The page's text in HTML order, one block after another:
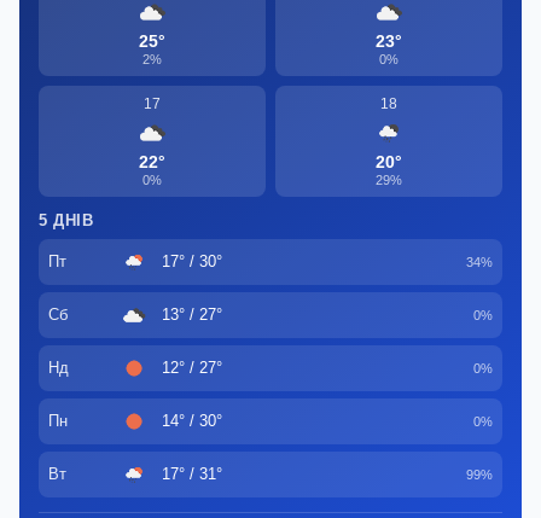
25°
2%
23°
0%
17
22°
0%
18
20°
29%
5 ДНІВ
Пт 17° / 30° 34%
Сб 13° / 27° 0%
Нд 12° / 27° 0%
Пн 14° / 30° 0%
Вт 17° / 31° 99%